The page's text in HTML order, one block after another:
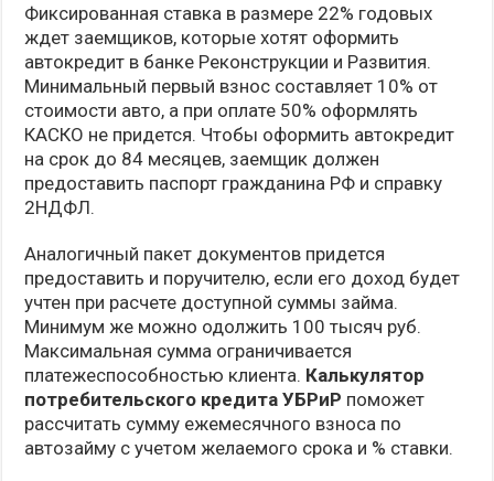
Фиксированная ставка в размере 22% годовых
ждет заемщиков, которые хотят оформить
автокредит в банке Реконструкции и Развития.
Минимальный первый взнос составляет 10% от
стоимости авто, а при оплате 50% оформлять
КАСКО не придется. Чтобы оформить автокредит
на срок до 84 месяцев, заемщик должен
предоставить паспорт гражданина РФ и справку
2НДФЛ.
Аналогичный пакет документов придется
предоставить и поручителю, если его доход будет
учтен при расчете доступной суммы займа.
Минимум же можно одолжить 100 тысяч руб.
Максимальная сумма ограничивается
платежеспособностью клиента. Калькулятор
потребительского кредита УБРиР поможет
рассчитать сумму ежемесячного взноса по
автозайму с учетом желаемого срока и % ставки.